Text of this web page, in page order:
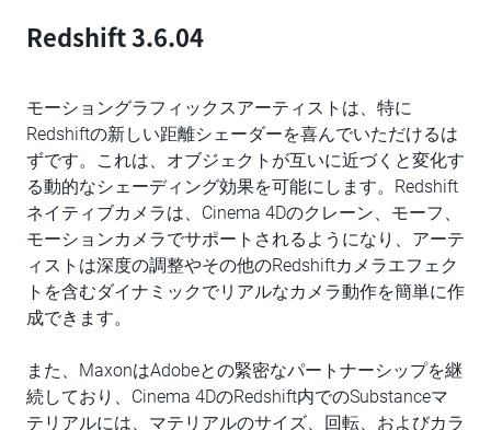
Redshift 3.6.04
モーショングラフィックスアーティストは、特に
Redshiftの新しい距離シェーダーを喜んでいただけるは
ずです。これは、オブジェクトが互いに近づくと変化す
る動的なシェーディング効果を可能にします。Redshift
ネイティブカメラは、Cinema 4Dのクレーン、モーフ、
モーションカメラでサポートされるようになり、アーテ
ィストは深度の調整やその他のRedshiftカメラエフェク
トを含むダイナミックでリアルなカメラ動作を簡単に作
成できます。
また、MaxonはAdobeとの緊密なパートナーシップを継
続しており、Cinema 4DのRedshift内でのSubstanceマ
テリアルには、マテリアルのサイズ、回転、およびカラ